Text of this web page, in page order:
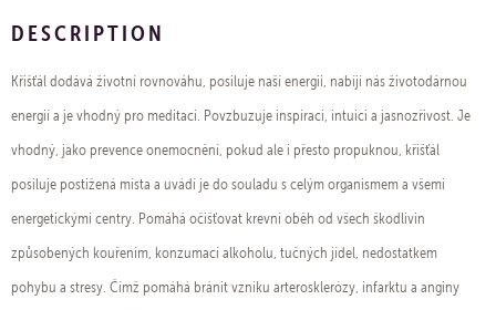
DESCRIPTION
Křišťál dodává životní rovnováhu, posiluje naší energii, nabíjí nás životodárnou
energií a je vhodný pro meditaci. Povzbuzuje inspiraci, intuici a jasnozřivost. Je
vhodný, jako prevence onemocnění, pokud ale i přesto propuknou, křišťál
posiluje postižená místa a uvádí je do souladu s celým organismem a všemi
energetickými centry. Pomáhá očišťovat krevní oběh od všech škodlivin
způsobených kouřením, konzumací alkoholu, tučných jídel, nedostatkem
pohybu a stresy. Čímž pomáhá bránit vzniku arterosklerózy, infarktu a anginy